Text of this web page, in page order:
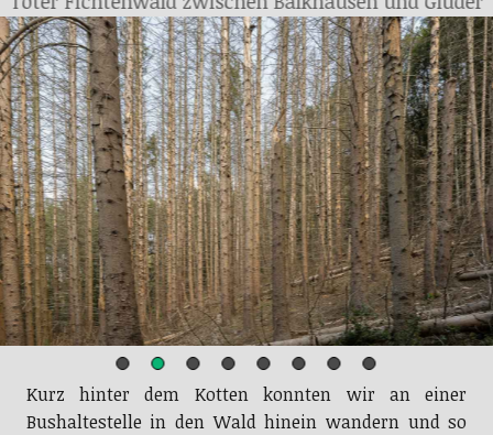
Kurz hinter dem Kotten konnten wir an einer
Bushaltestelle in den Wald hinein wandern und so